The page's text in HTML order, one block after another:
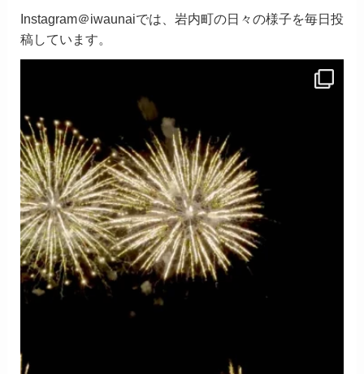
Instagram＠iwaunaiでは、岩内町の日々の様子を毎日投
稿しています。